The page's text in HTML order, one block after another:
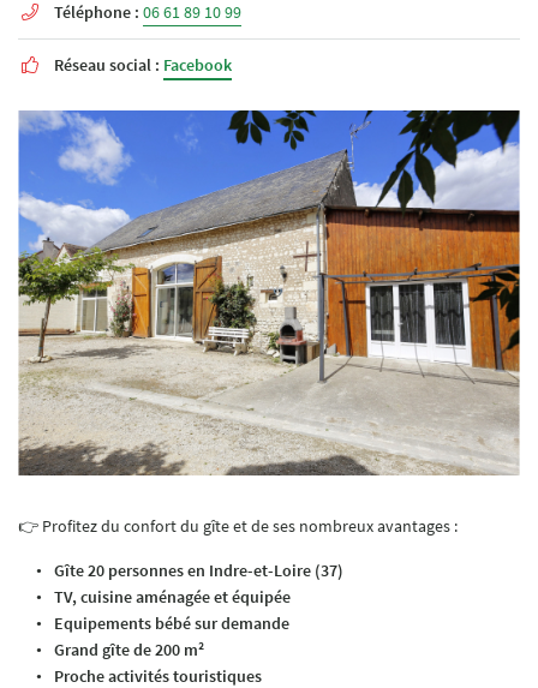
 Téléphone : 06 61 89 10 99
 Réseau social : Facebook
👉 Profitez du confort du gîte et de ses nombreux avantages :
Gîte 20 personnes en Indre-et-Loire (37)
TV, cuisine aménagée et équipée
Equipements bébé sur demande
Grand gîte de 200 m²
Proche activités touristiques